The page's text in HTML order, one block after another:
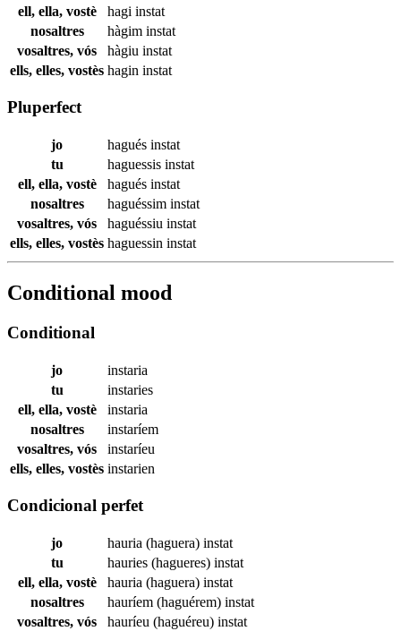
ell, ella, vostè
hagi instat
nosaltres
hàgim instat
vosaltres, vós
hàgiu instat
ells, elles, vostès hagin instat
Pluperfect
jo hagués instat
tu
haguessis instat
ell, ella, vostè
hagués instat
nosaltres
haguéssim instat
vosaltres, vós
haguéssiu instat
ells, elles, vostès haguessin instat
Conditional mood
Conditional
jo
instaria
tu
instaries
ell, ella, vostè
instaria
nosaltres
instaríem
vosaltres, vós
instaríeu
ells, elles, vostès instarien
Condicional perfet
jo hauria (haguera) instat
tu
hauries (hagueres) instat
ell, ella, vostè
hauria (haguera) instat
nosaltres
hauríem (haguérem) instat
vosaltres, vós
hauríeu (haguéreu) instat